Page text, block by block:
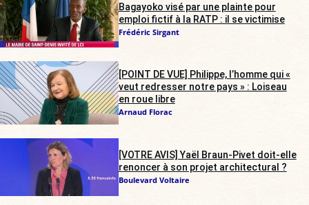
Bagayoko visé par une plainte pour
emploi fictif à la RATP : il se victimise
Frédéric Sirgant
[POINT DE VUE] Philippe, l’homme qui «
veut redresser notre pays » : Loiseau
en roue libre
Arnaud Florac
[VOTRE AVIS] Yaël Braun-Pivet doit-elle
renoncer à son projet architectural ?
Boulevard Voltaire